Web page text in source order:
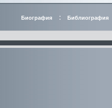
Биография : Библиография